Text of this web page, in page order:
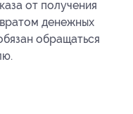
от получения
денежных
обращаться